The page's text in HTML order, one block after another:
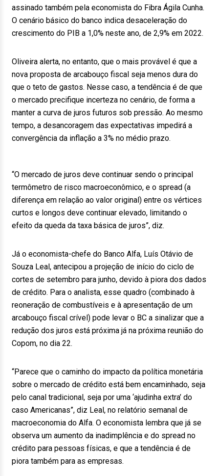
assinado também pela economista do Fibra Ágila Cunha.
O cenário básico do banco indica desaceleração do
crescimento do PIB a 1,0% neste ano, de 2,9% em 2022.
Oliveira alerta, no entanto, que o mais provável é que a
nova proposta de arcabouço fiscal seja menos dura do
que o teto de gastos. Nesse caso, a tendência é de que
o mercado precifique incerteza no cenário, de forma a
manter a curva de juros futuros sob pressão. Ao mesmo
tempo, a desancoragem das expectativas impedirá a
convergência da inflação a 3% no médio prazo.
“O mercado de juros deve continuar sendo o principal
termômetro de risco macroeconômico, e o spread (a
diferença em relação ao valor original) entre os vértices
curtos e longos deve continuar elevado, limitando o
efeito da queda da taxa básica de juros”, diz.
Já o economista-chefe do Banco Alfa, Luís Otávio de
Souza Leal, antecipou a projeção de início do ciclo de
cortes de setembro para junho, devido à piora dos dados
de crédito. Para o analista, esse quadro (combinado à
reoneração de combustíveis e à apresentação de um
arcabouço fiscal crível) pode levar o BC a sinalizar que a
redução dos juros está próxima já na próxima reunião do
Copom, no dia 22.
“Parece que o caminho do impacto da política monetária
sobre o mercado de crédito está bem encaminhado, seja
pelo canal tradicional, seja por uma ‘ajudinha extra’ do
caso Americanas”, diz Leal, no relatório semanal de
macroeconomia do Alfa. O economista lembra que já se
observa um aumento da inadimplência e do spread no
crédito para pessoas físicas, e que a tendência é de
piora também para as empresas.